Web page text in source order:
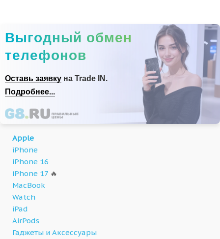
Выгодный обмен
телефонов
Оставь заявку на Trade IN.
Подробнее...
Apple
iPhone
iPhone 16
iPhone 17 🔥
MacBook
Watch
iPad
AirPods
Гаджеты и Аксессуары